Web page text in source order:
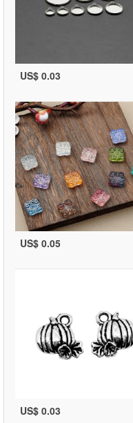
US$ 0.03
US$ 0.05
US$ 0.03